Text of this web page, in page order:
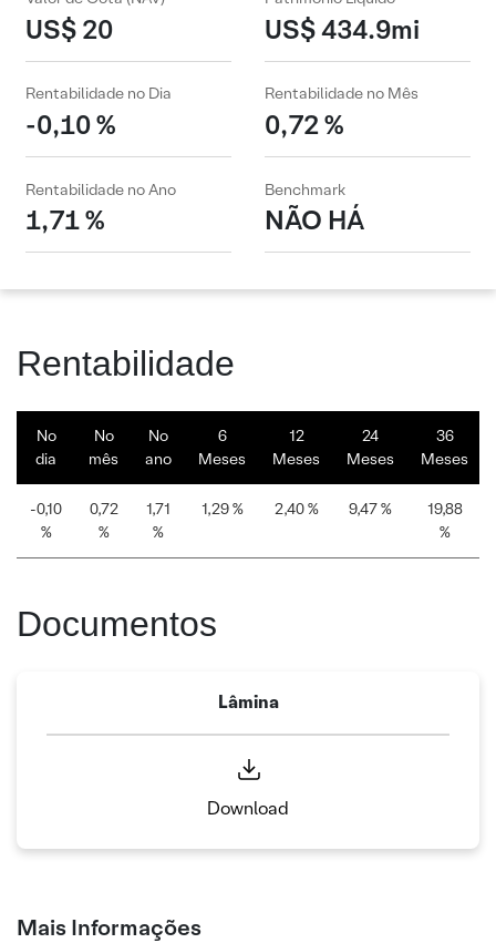
US$ 20 US$ 434.9mi
Rentabilidade no Dia
-0,10 %
Rentabilidade no Mês
0,72 %
Rentabilidade no Ano
1,71 %
Benchmark
NÃO HÁ
Rentabilidade
No
dia
No
mês
No
ano
6
Meses
12
Meses
24
Meses
36
Meses
-0,10
%
0,72
%
1,71
%
1,29 % 2,40 % 9,47 %
19,88
%
Documentos
Lâmina
Download
Mais Informações